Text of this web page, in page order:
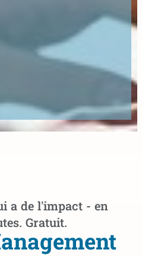
a de l'impact - en
Gratuit.